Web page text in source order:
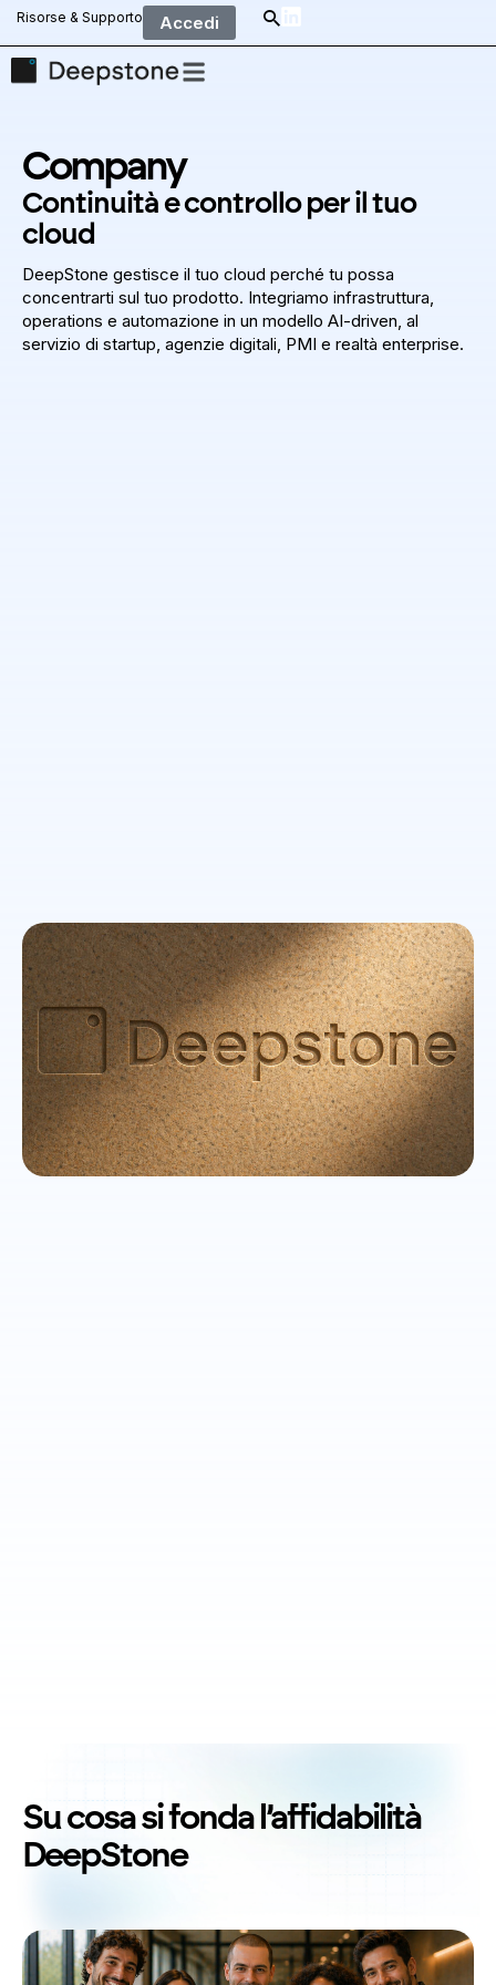
Risorse & Supporto Accedi
Company
Continuità e controllo per il tuo
cloud
DeepStone gestisce il tuo cloud perché tu possa
concentrarti sul tuo prodotto. Integriamo infrastruttura,
operations e automazione in un modello AI-driven, al
servizio di startup, agenzie digitali, PMI e realtà enterprise.
Su cosa si fonda l’affidabilità
DeepStone